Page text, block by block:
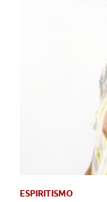
ESPIRITISMO